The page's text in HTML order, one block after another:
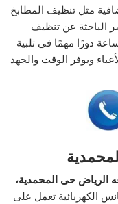
مثل تنظيف المطابخ
الباحثة عن تنظيف
دورًا مهمًا في تلبية
ويوفر الوقت والجهد
الرياض حى المحمدية،
الكهربائية تعمل على